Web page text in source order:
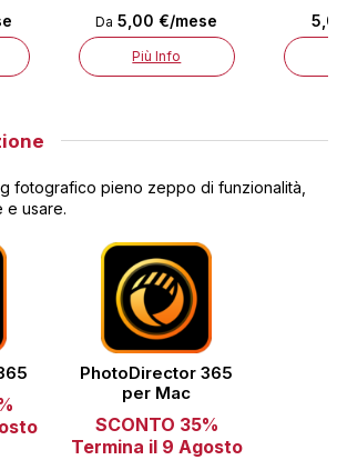
Da 5,00 €/mese
Più Info
fotografico pieno zeppo di funzionalità,
e usare.
PhotoDirector 365
per Mac
SCONTO 35%
Termina il 9 Agosto